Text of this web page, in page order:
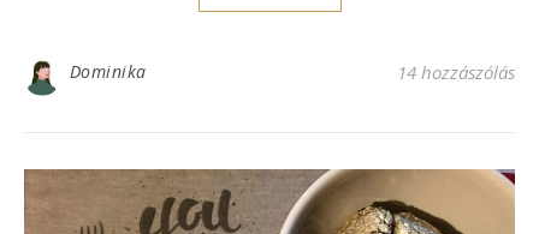
Dominika 14 hozzászólás